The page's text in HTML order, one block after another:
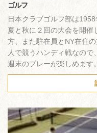
ゴルフ
日本クラブゴルフ部は
夏と秋に２回の大会を開催
方、また駐在員とNY在住
人で競うハンディ戦なの
週末のプレーが楽しめます。